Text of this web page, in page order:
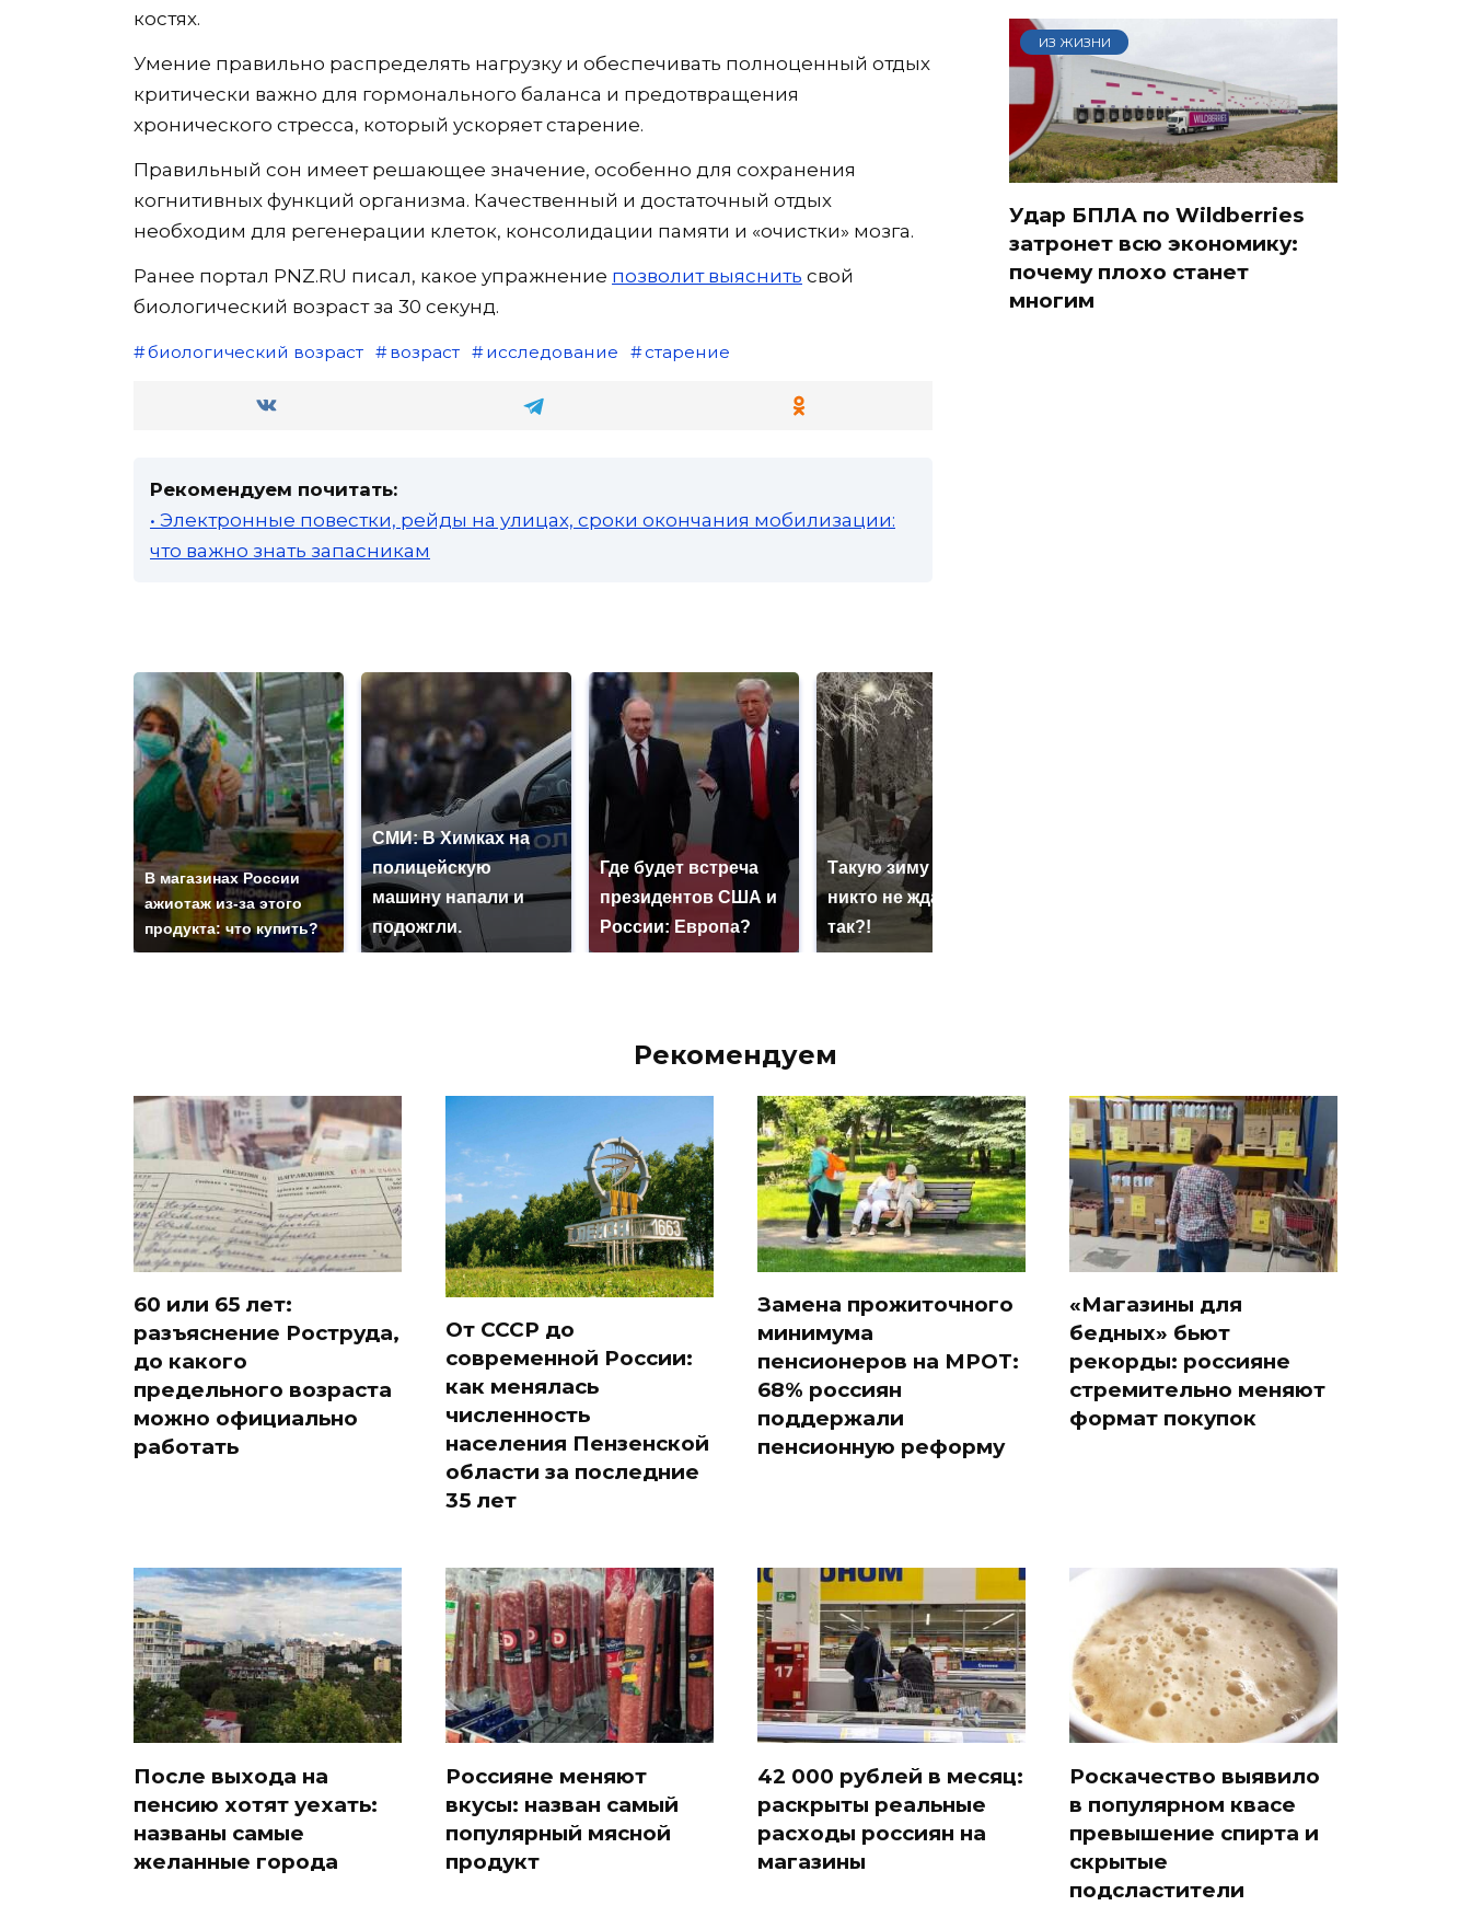
костях.
Умение правильно распределять нагрузку и обеспечивать полноценный отдых
критически важно для гормонального баланса и предотвращения
хронического стресса, который ускоряет старение.
Правильный сон имеет решающее значение, особенно для сохранения
когнитивных функций организма. Качественный и достаточный отдых
необходим для регенерации клеток, консолидации памяти и «очистки» мозга.
Ранее портал PNZ.RU писал, какое упражнение позволит выяснить свой
биологический возраст за 30 секунд.
биологический возраст возраст исследование старение
Рекомендуем почитать:
• Электронные повестки, рейды на улицах, сроки окончания мобилизации:
что важно знать запасникам
В магазинах России
ажиотаж из-за этого
продукта: что купить?
СМИ: В Химках на
полицейскую
машину напали и
подожгли.
Где будет встреча
президентов США и
России: Европа?
Такую зиму в России
никто не ждал: как
так?!
ИЗ ЖИЗНИ
Удар БПЛА по Wildberries
затронет всю экономику:
почему плохо станет
многим
Рекомендуем
60 или 65 лет:
разъяснение Роструда,
до какого
предельного возраста
можно официально
работать
От СССР до
современной России:
как менялась
численность
населения Пензенской
области за последние
35 лет
Замена прожиточного
минимума
пенсионеров на МРОТ:
68% россиян
поддержали
пенсионную реформу
«Магазины для
бедных» бьют
рекорды: россияне
стремительно меняют
формат покупок
После выхода на
пенсию хотят уехать:
названы самые
желанные города
Россияне меняют
вкусы: назван самый
популярный мясной
продукт
42 000 рублей в месяц:
раскрыты реальные
расходы россиян на
магазины
Роскачество выявило
в популярном квасе
превышение спирта и
скрытые
подсластители